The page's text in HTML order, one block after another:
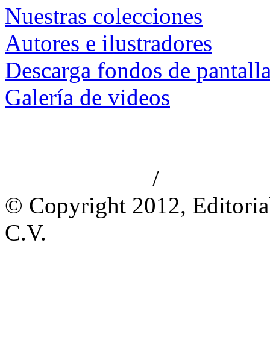
Nuestras colecciones
Autores e ilustradores
Descarga fondos de
Galería de videos
/
© Copyright 2012,
C.V.